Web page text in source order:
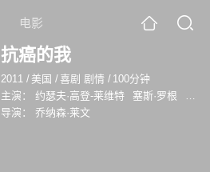
电影
抗癌的我
2011 / 美国 /喜剧 剧情 / 100分钟
主演：
约瑟夫·高登-莱维特 塞斯·罗根
安娜
导演：
乔纳森·莱文